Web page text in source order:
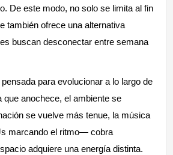
De este modo, no solo se limita al fin
también ofrece una alternativa
buscan desconectar entre semana
para evolucionar a lo largo de
que anochece, el ambiente se
se vuelve más tenue, la música
marcando el ritmo— cobra
adquiere una energía distinta.